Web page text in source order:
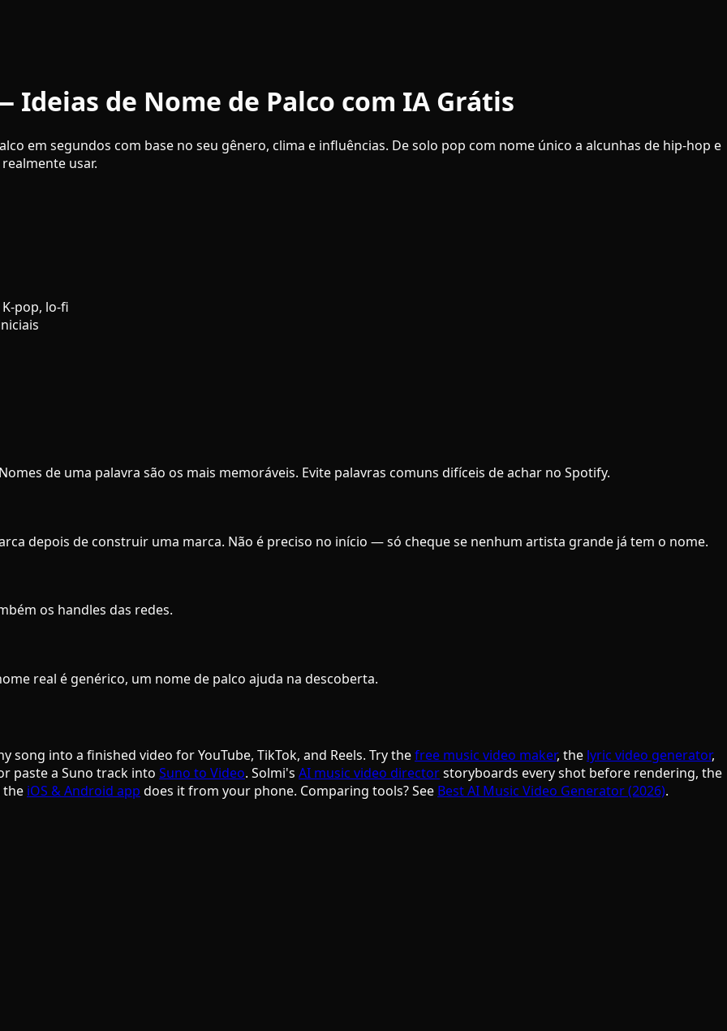
de Nome de Palco com IA Grátis
em segundos com base no seu gênero, clima e influências. De solo pop com nome único a alcunhas de hip-hop e
usar.
pop, lo-fi
de uma palavra são os mais memoráveis. Evite palavras comuns difíceis de achar no Spotify.
depois de construir uma marca. Não é preciso no início — só cheque se nenhum artista grande já tem o nome.
os handles das redes.
real é genérico, um nome de palco ajuda na descoberta.
song into a finished video for YouTube, TikTok, and Reels. Try thefree music video maker, the lyric video generator,
paste a Suno track into Suno to Video. Solmi's AI music video directorstoryboards every shot before rendering, the
the iOS & Android app does it from your phone. Comparing tools? See Best AI Music Video Generator (2026).